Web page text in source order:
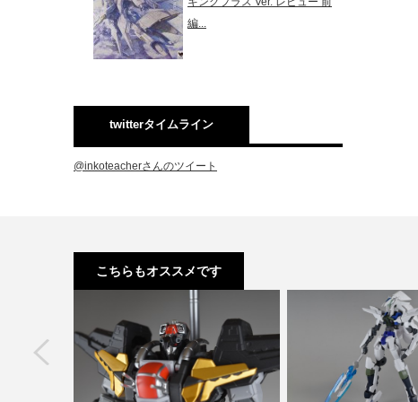
編...
twitterタイムライン
@inkoteacherさんのツイート
こちらもオススメです